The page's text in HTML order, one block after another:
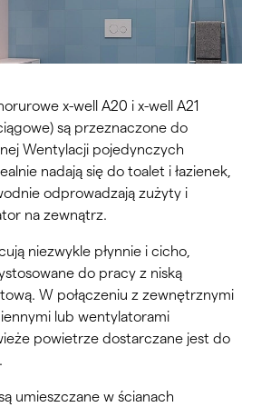
x-well A20 i x-well A21
są przeznaczone do
Wentylacji pojedynczych
nadają się do toalet i łazienek,
odprowadzają zużyty i
na zewnątrz.
niezwykle płynnie i cicho,
do pracy z niską
W połączeniu z zewnętrznymi
lub wentylatorami
powietrze dostarczane jest do
umieszczane w ścianach